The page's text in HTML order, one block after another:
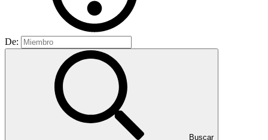
De:
Buscar